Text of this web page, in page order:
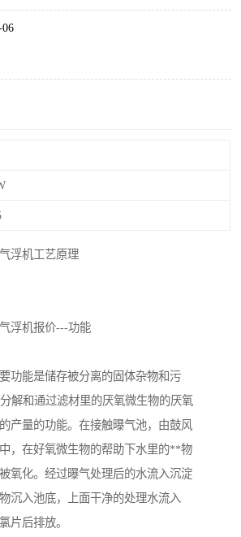
06
浮机工艺原理
浮机报价---功能
功能是储存被分离的固体杂物和污
解和通过滤材里的厌氧微生物的厌氧
产量的功能。在接触曝气池，由鼓风
，在好氧微生物的帮助下水里的**物
氧化。经过曝气处理后的水流入沉淀
沉入池底，上面干净的处理水流入
片后排放。
设备
处理设
理设备
器污水
处理设
处理设 加药装置污水设备
备 二级生化污水处理设备
口腔科污水处理设备
理一体 一体化污水处理设备